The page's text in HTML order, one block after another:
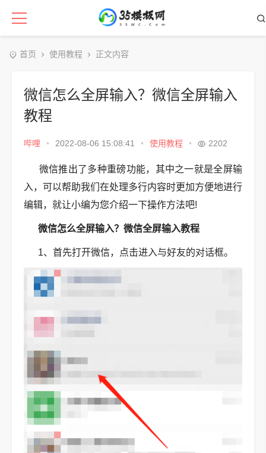
首页 使用教程 正文内容
微信怎么全屏输入？微信全屏输入
教程
哔哩 • 2022-08-06 15:08:41 • 使用教程 • 2202
微信推出了多种重磅功能，其中之一就是全屏输
入，可以帮助我们在处理多行内容时更加方便地进行
编辑，就让小编为您介绍一下操作方法吧!
微信怎么全屏输入？微信全屏输入教程
1、首先打开微信，点击进入与好友的对话框。